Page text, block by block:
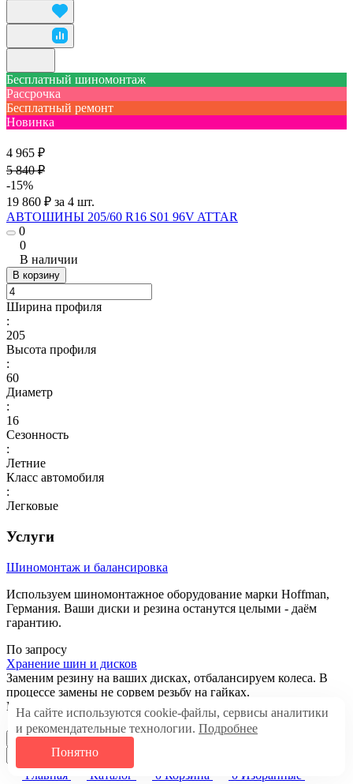
Бесплатный шиномонтаж
Рассрочка
Бесплатный ремонт
Новинка
4 965 ₽
5 840 ₽
-15%
19 860 ₽ за 4 шт.
АВТОШИНЫ 205/60 R16 S01 96V ATTAR
0
0
В наличии
В корзину
Ширина профиля
:
205
Высота профиля
:
60
Диаметр
:
16
Сезонность
:
Летние
Класс автомобиля
:
Легковые
Услуги
Шиномонтаж и балансировка
Используем шиномонтажное оборудование марки Hoffman,
Германия. Ваши диски и резина останутся целыми - даём
гарантию.
По запросу
Хранение шин и дисков
Заменим резину на ваших дисках, отбалансируем колеса. В
процессе замены не сорвем резьбу на гайках.
По запросу
В корзину
Главная Каталог 0 Корзина 0 Избранные
На сайте используются cookie-файлы, сервисы аналитики
и рекомендательные технологии. Подробнее
Понятно